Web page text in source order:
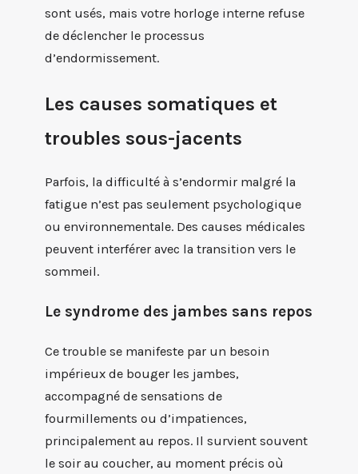
sont usés, mais votre horloge interne refuse
de déclencher le processus
d’endormissement.
Les causes somatiques et
troubles sous-jacents
Parfois, la difficulté à s’endormir malgré la
fatigue n’est pas seulement psychologique
ou environnementale. Des causes médicales
peuvent interférer avec la transition vers le
sommeil.
Le syndrome des jambes sans repos
Ce trouble se manifeste par un besoin
impérieux de bouger les jambes,
accompagné de sensations de
fourmillements ou d’impatiences,
principalement au repos. Il survient souvent
le soir au coucher, au moment précis où